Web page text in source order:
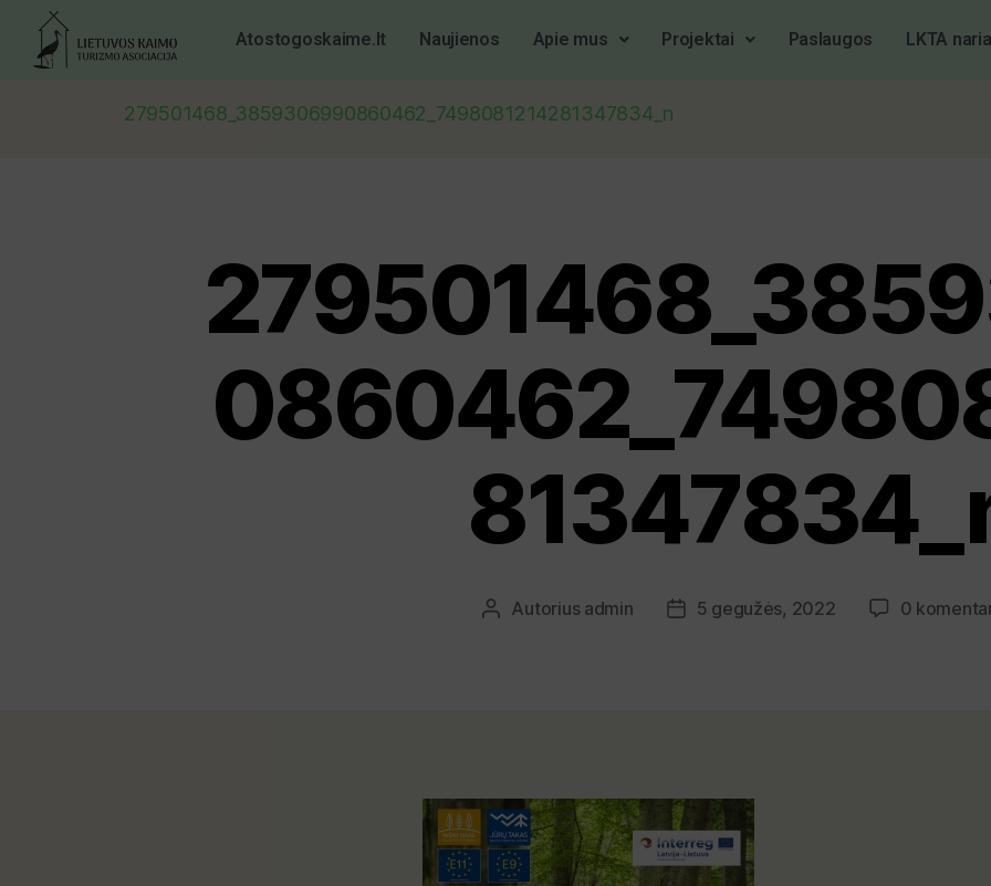
Atostogoskaime.lt Naujienos Apie mus Projektai Paslaugos LKTA
279501468_3859306990860462_7498081214281347834_n
Autorius admin 5 gegužės, 2022 0